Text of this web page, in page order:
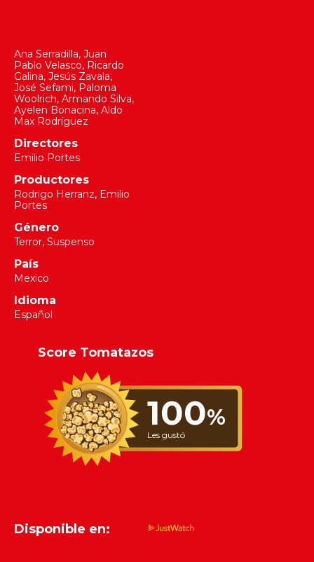
Ana Serradilla, Juan
Pablo Velasco, Ricardo
Galina, Jesús Zavala,
José Sefami, Paloma
Woolrich, Armando Silva,
Ayelen Bonacina, Aldo
Max Rodríguez
Directores
Emilio Portes
Productores
Rodrigo Herranz, Emilio
Portes
Género
Terror, Suspenso
País
Mexico
Idioma
Español
Score Tomatazos
100%
Les gustó
Disponible en: